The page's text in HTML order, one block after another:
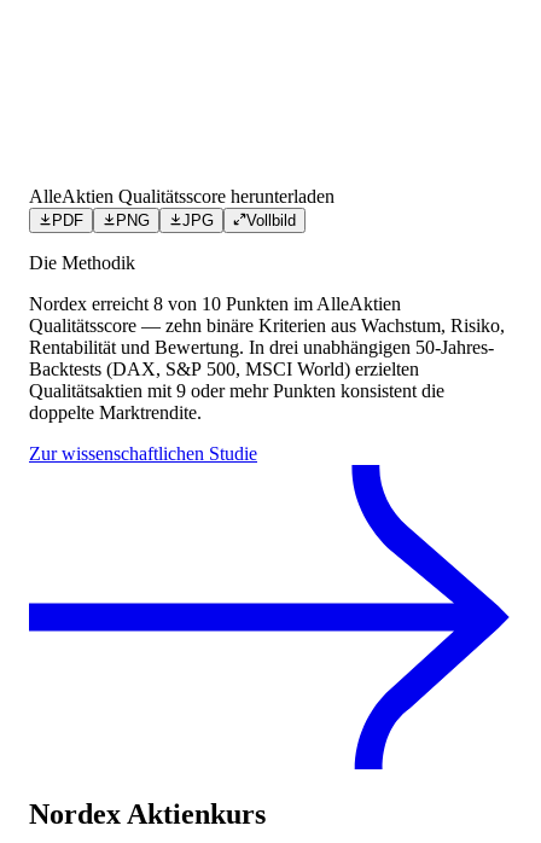
AlleAktien Qualitätsscore herunterladen
PDF PNG JPG Vollbild
Die Methodik
Nordex erreicht 8 von 10 Punkten im AlleAktien
Qualitätsscore — zehn binäre Kriterien aus Wachstum, Risiko,
Rentabilität und Bewertung. In drei unabhängigen 50-Jahres-
Backtests (DAX, S&P 500, MSCI World) erzielten
Qualitätsaktien mit 9 oder mehr Punkten konsistent die
doppelte Marktrendite.
Zur wissenschaftlichen Studie
Nordex Aktienkurs